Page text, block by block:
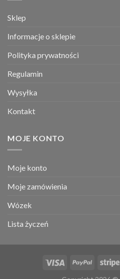
Sklep
Informacje o sklepie
Polityka prywatności
Regulamin
Wysyłka
Kontakt
MOJE KONTO
Moje konto
Moje zamówienia
Wózek
Lista życzeń